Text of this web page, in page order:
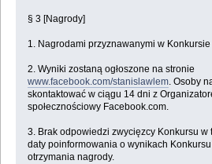
§ 3 [Nagrody]
1. Nagrodami przyznawanymi w Konkursie
2. Wyniki zostaną ogłoszone na stronie
www.facebook.com/stanislawlem. Osoby
skontaktować w ciągu 14 dni z
społecznościowy Facebook.com.
3. Brak odpowiedzi zwycięzcy Konkursu
daty poinformowania o wynikach
otrzymania nagrody.